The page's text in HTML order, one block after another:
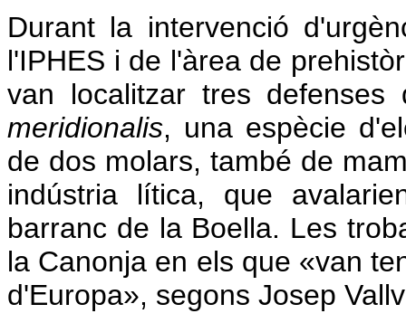
Durant la intervenció
l'IPHES i de l'àrea de
van localitzar tres
meridionalis, una espècie
de dos molars, també de
indústria lítica, que
barranc de la Boella. Les
la Canonja en els que «van
d'Europa», segons Josep